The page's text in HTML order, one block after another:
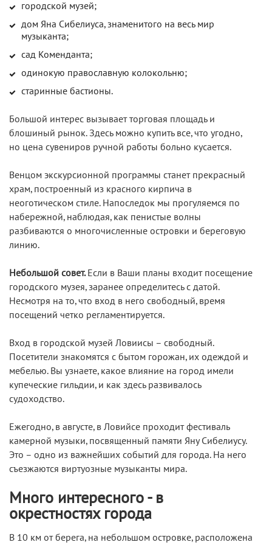
городской музей;
дом Яна Сибелиуса, знаменитого на весь мир
музыканта;
сад Коменданта;
одинокую православную колокольню;
старинные бастионы.
Большой интерес вызывает торговая площадь и
блошиный рынок. Здесь можно купить все, что угодно,
но цена сувениров ручной работы больно кусается.
Венцом экскурсионной программы станет прекрасный
храм, построенный из красного кирпича в
неоготическом стиле. Напоследок мы прогуляемся по
набережной, наблюдая, как пенистые волны
разбиваются о многочисленные островки и береговую
линию.
Небольшой совет.Если в Ваши планы входит посещение
городского музея, заранее определитесь с датой.
Несмотря на то, что вход в него свободный, время
посещений четко регламентируется.
Вход в городской музей Ловиисы – свободный.
Посетители знакомятся с бытом горожан, их одеждой и
мебелью. Вы узнаете, какое влияние на город имели
купеческие гильдии, и как здесь развивалось
судоходство.
Ежегодно, в августе, в Ловийсе проходит фестиваль
камерной музыки, посвященный памяти Яну Сибелиусу.
Это – одно из важнейших событий для города. На него
съезжаются виртуозные музыканты мира.
Много интересного - в
окрестностях города
В 10 км от берега, на небольшом островке, расположена